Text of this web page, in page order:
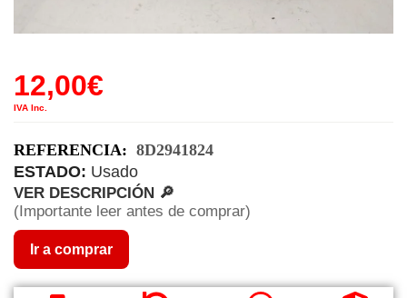
12,00€
IVA Inc.
REFERENCIA: 8D2941824
ESTADO: Usado
VER DESCRIPCIÓN 🔎
(Importante leer antes de comprar)
Ir a comprar